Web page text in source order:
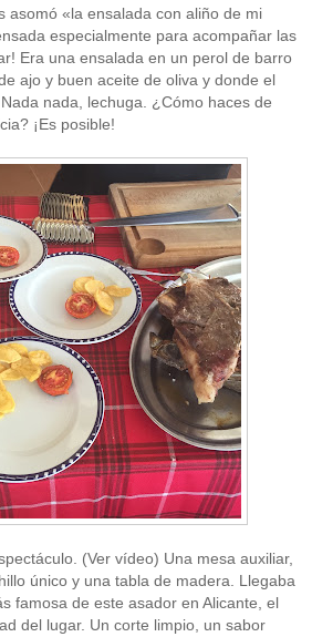
asomó «la ensalada con aliño de mi
especialmente para acompañar las
Era una ensalada en un perol de barro
ajo y buen aceite de oliva y donde el
nada, lechuga. ¿Cómo haces de
¡Es posible!
(Ver vídeo) Una mesa auxiliar,
único y una tabla de madera. Llegaba
famosa de este asador en Alicante, el
del lugar. Un corte limpio, un sabor